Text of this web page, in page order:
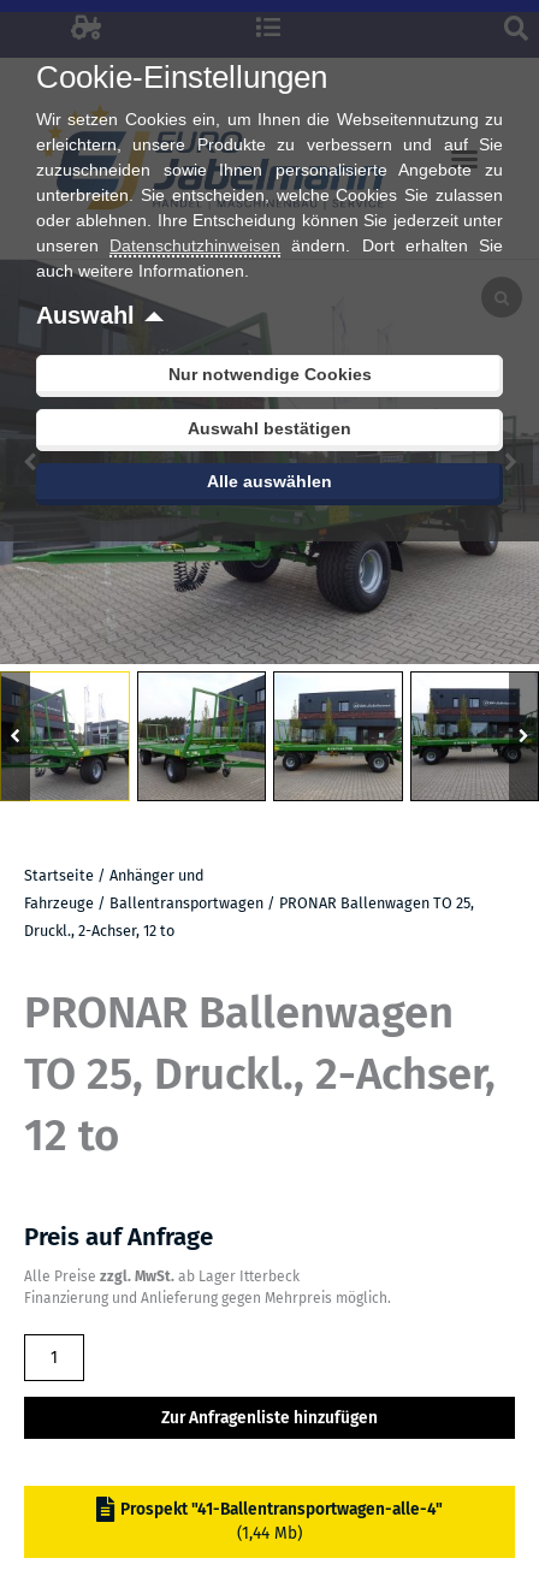
Zum
springen
Startseite / Anhänger und
Fahrzeuge / Ballentransportwagen / PRONAR Ballenwagen TO 25,
Druckl., 2-Achser, 12 to
PRONAR Ballenwagen
TO 25, Druckl., 2-Achser,
12 to
Preis auf Anfrage
Alle Preise zzgl. MwSt. ab Lager Itterbeck
Finanzierung und Anlieferung gegen Mehrpreis möglich.
PRONAR
Ballenwagen
25,
12
Zur Anfragenliste hinzufügen
Prospekt "41-Ballentransportwagen-alle-4"
(1,44 Mb)
Cookie-Einstellungen
Wir setzen Cookies ein, um Ihnen die Webseitennutzung zu
erleichtern, unsere Produkte zu verbessern und auf Sie
zuzuschneiden sowie Ihnen personalisierte Angebote zu
unterbreiten. Sie entscheiden, welche Cookies Sie zulassen
oder ablehnen. Ihre Entscheidung können Sie jederzeit unter
unseren Datenschutzhinweisen ändern. Dort erhalten Sie
auch weitere Informationen.
Auswahl
Nur notwendige Cookies
Auswahl bestätigen
Alle auswählen